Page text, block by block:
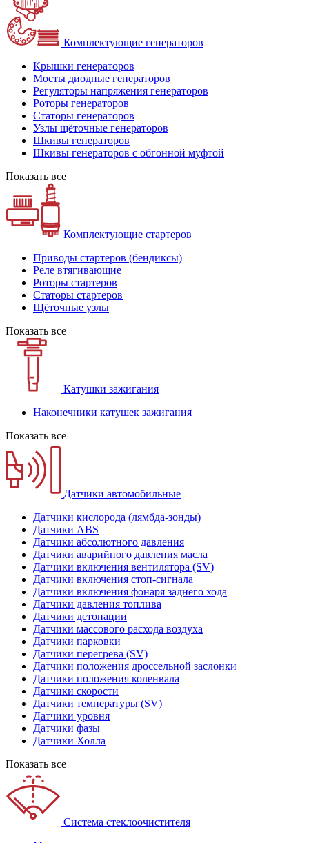
Комплектующие генераторов
Крышки генераторов
Мосты диодные генераторов
Регуляторы напряжения генераторов
Роторы генераторов
Статоры генераторов
Узлы щёточные генераторов
Шкивы генераторов
Шкивы генераторов с обгонной муфтой
Показать все
Комплектующие стартеров
Приводы стартеров (бендиксы)
Реле втягивающие
Роторы стартеров
Статоры стартеров
Щёточные узлы
Показать все
Катушки зажигания
Наконечники катушек зажигания
Показать все
Датчики автомобильные
Датчики кислорода (лямбда-зонды)
Датчики ABS
Датчики абсолютного давления
Датчики аварийного давления масла
Датчики включения вентилятора (SV)
Датчики включения стоп-сигнала
Датчики включения фонаря заднего хода
Датчики давления топлива
Датчики детонации
Датчики массового расхода воздуха
Датчики парковки
Датчики перегрева (SV)
Датчики положения дроссельной заслонки
Датчики положения коленвала
Датчики скорости
Датчики температуры (SV)
Датчики уровня
Датчики фазы
Датчики Холла
Показать все
Система стеклоочистителя